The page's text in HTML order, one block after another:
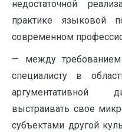
недостаточной
практике языковой
современном
— между
специалисту в
аргументативной
выстраивать свое
субъектами другой